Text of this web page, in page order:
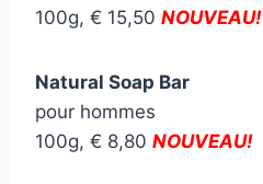
100g, € 15,50 NOUVEAU!
Natural Soap Bar
pour hommes
100g, € 8,80 NOUVEAU!